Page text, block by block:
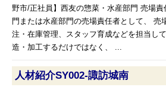
野市/正社員】西友の惣菜・水産部門 売場
門または水産部門の売場責任者として、 売
注・在庫管理、スタッフ育成などを担当し
造・加工するだけではなく、 ...
人材紹介SY002‐諏訪城南